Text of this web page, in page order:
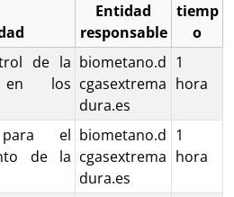
Entidad
responsable
tiemp
o
de la
en los
biometano.d
cgasextrema
dura.es
1
hora
para el
de la
biometano.d
cgasextrema
dura.es
1
hora